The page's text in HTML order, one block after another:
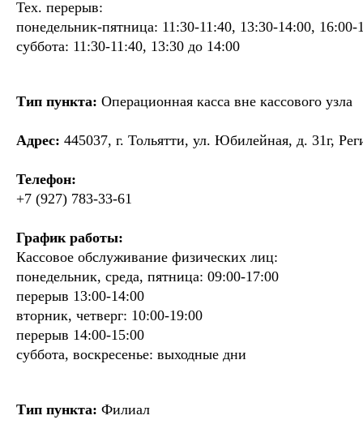
Тех. перерыв:
понедельник-пятница: 11:30-11:40, 13:30-14:00, 16:00-
суббота: 11:30-11:40, 13:30 до 14:00
Тип пункта: Операционная касса вне кассового узла
Адрес: 445037, г. Тольятти, ул. Юбилейная, д. 31г,
Телефон:
+7 (927) 783-33-61
График работы:
Кассовое обслуживание физических лиц:
понедельник, среда, пятница: 09:00-17:00
перерыв 13:00-14:00
вторник, четверг: 10:00-19:00
перерыв 14:00-15:00
суббота, воскресенье: выходные дни
Тип пункта: Филиал